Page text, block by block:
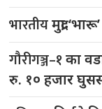
भारतीयमुद्रा
गौरीगञ्ज–१का
रु. १० हजार